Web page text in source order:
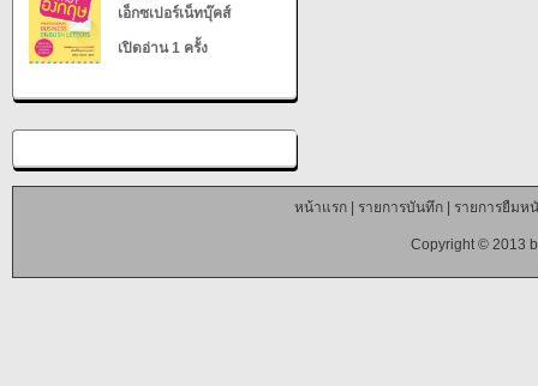
เอ็กซเปอร์เน็ทบุ๊คส์
เปิดอ่าน 1 ครั้ง
หน้าแรก| รายการบันทึก| รายการยืมห
Copyright © 2013